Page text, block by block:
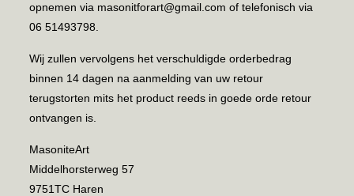
opnemen via masonitforart@gmail.com of telefonisch via
06 51493798.
Wij zullen vervolgens het verschuldigde orderbedrag
binnen 14 dagen na aanmelding van uw retour
terugstorten mits het product reeds in goede orde retour
ontvangen is.
MasoniteArt
Middelhorsterweg 57
9751TC Haren